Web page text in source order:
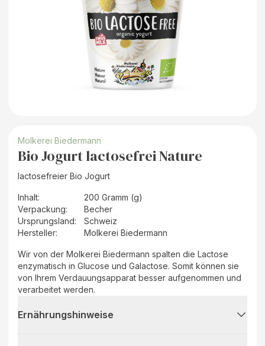
Molkerei Biedermann
Bio Jogurt lactosefrei Nature
lactosefreier Bio Jogurt
Inhalt:
200 Gramm (g)
Verpackung:
Becher
Ursprungsland:
Schweiz
Hersteller: Molkerei Biedermann
Wir von der Molkerei Biedermann spalten die Lactose
enzymatisch in Glucose und Galactose. Somit können sie
von Ihrem Verdauungsapparat besser aufgenommen und
verarbeitet werden.
Ernährungshinweise